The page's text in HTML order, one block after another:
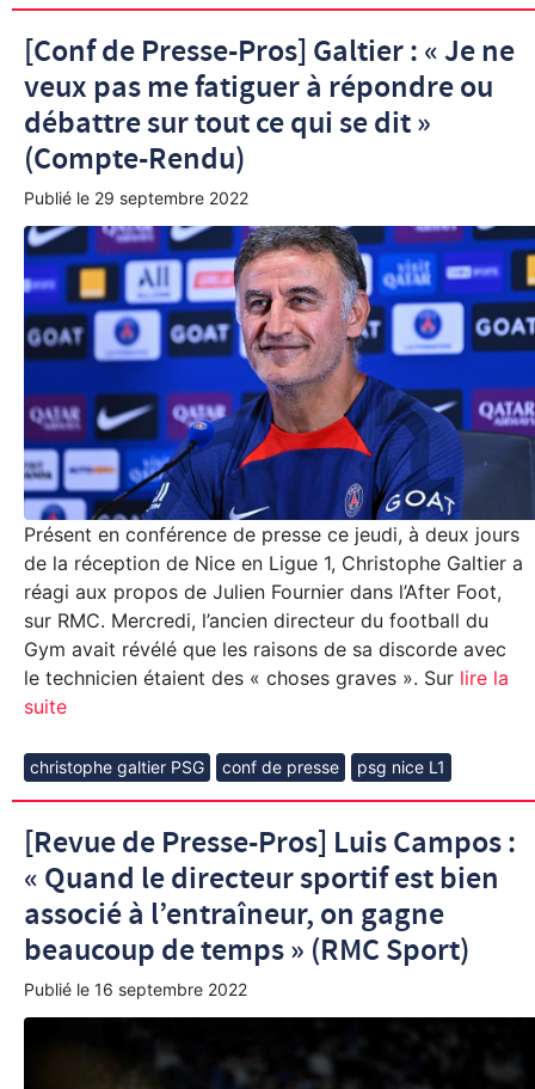
[Conf de Presse-Pros] Galtier : « Je ne
veux pas me fatiguer à répondre ou
débattre sur tout ce qui se dit »
(Compte-Rendu)
Publié le 29 septembre 2022
Présent en conférence de presse ce jeudi, à deux jours
de la réception de Nice en Ligue 1, Christophe Galtier a
réagi aux propos de Julien Fournier dans l’After Foot,
sur RMC. Mercredi, l’ancien directeur du football du
Gym avait révélé que les raisons de sa discorde avec
le technicien étaient des « choses graves ». Sur lire la
suite
christophe galtier PSG conf de presse psg nice L1
[Revue de Presse-Pros] Luis Campos :
« Quand le directeur sportif est bien
associé à l’entraîneur, on gagne
beaucoup de temps » (RMC Sport)
Publié le 16 septembre 2022